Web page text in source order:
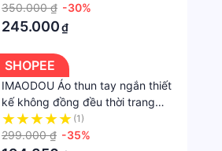
350.000 ₫ -30%
245.000₫
SHOPEE
IMAODOU Áo thun tay ngắn thiết
kế không đồng đều thời trang
mùa hè Hàn Quốc hàng mới
dành cho bạn nữ
(1)
299.000 ₫ -35%